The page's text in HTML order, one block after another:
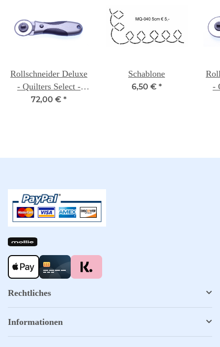
Rollschneider Deluxe
- Quilters Select -
45mm
72,00 € *
Schablone
6,50 € *
-
Rechtliches
Informationen